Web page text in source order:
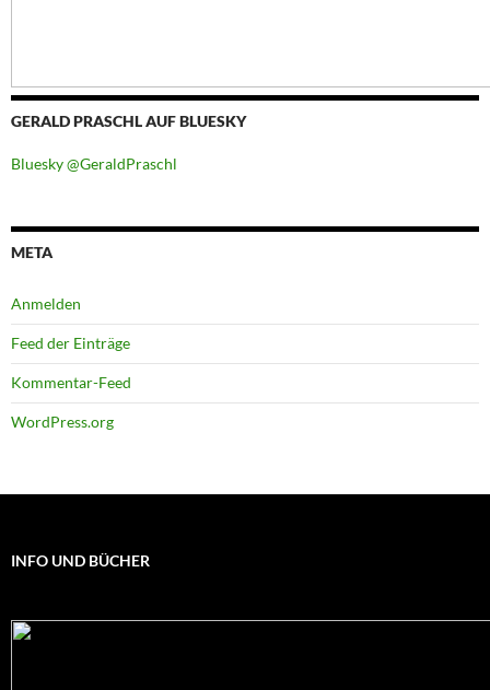
GERALD PRASCHL AUF BLUESKY
Bluesky @GeraldPraschl
META
Anmelden
Feed der Einträge
Kommentar-Feed
WordPress.org
INFO UND BÜCHER